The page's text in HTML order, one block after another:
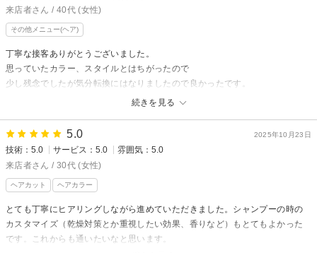
来店者さん / 40代 (女性)
その他メニュー(ヘア)
続きを見る
丁寧な接客ありがとうございました。
思っていたカラー、スタイルとはちがったので
少し残念でしたが気分転換にはなりましたので良かったです。
思っているスタイルを伝えるのはなかなか難しいですね^^;
先日はご来店頂きありがとうございました。
カウンセリング不足でご希望のスタイルに添えず申し訳ございません。
お忙しい中、貴重なご意見をありがとうございました。
2025年10月23日
5.0
技術：5.0 サービス：5.0
雰囲気：5.0
来店者さん / 30代 (女性)
ヘアカット ヘアカラー
とても丁寧にヒアリングしながら進めていただきました。シャンプーの時の
カスタマイズ（乾燥対策とか重視したい効果、香りなど）もとてもよかった
です。これからも通いたいなと思います。